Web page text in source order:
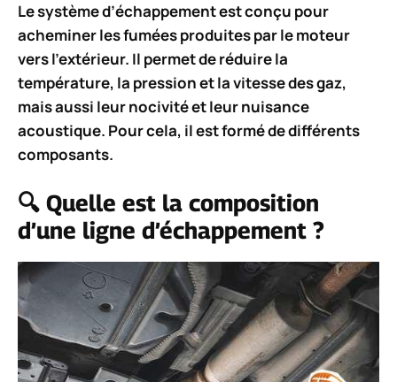
Le système d’échappement est conçu pour
acheminer les fumées produites par le moteur
vers l’extérieur. Il permet de réduire la
température, la pression et la vitesse des gaz,
mais aussi leur nocivité et leur nuisance
acoustique. Pour cela, il est formé de différents
composants.
🔍 Quelle est la composition
d’une ligne d’échappement ?